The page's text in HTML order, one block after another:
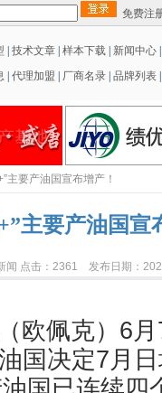
免费注
技术文章 样本下载 新闻中心
代理加盟 厂商名录 品牌列表
主要产油国宣布增产！
主要产油国宣
闻 点击：2361 发布日期：
佩克）6月
国决定7月